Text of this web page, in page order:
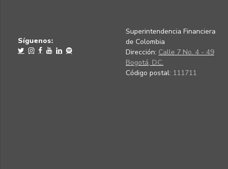
Síguenos:
Superintendencia Financiera
de Colombia
Dirección: Calle 7 No. 4 - 49
Bogotá, D.C.
Código postal: 111711